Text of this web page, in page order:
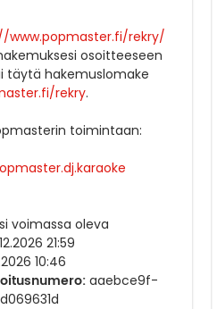
www.popmaster.fi/rekry/
osoitteeseen
täytä hakemuslomake
rekry.
toimintaan:
voimassa oleva
21:59
10:46
aaebce9f-